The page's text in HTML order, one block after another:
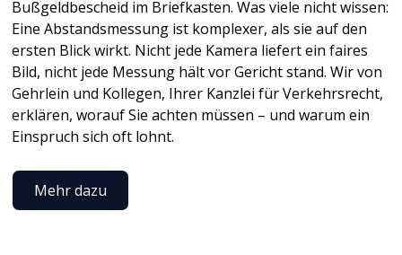
Bußgeldbescheid im Briefkasten. Was viele nicht wissen:
Eine Abstandsmessung ist komplexer, als sie auf den
ersten Blick wirkt. Nicht jede Kamera liefert ein faires
Bild, nicht jede Messung hält vor Gericht stand. Wir von
Gehrlein und Kollegen, Ihrer Kanzlei für Verkehrsrecht,
erklären, worauf Sie achten müssen – und warum ein
Einspruch sich oft lohnt.
Mehr dazu